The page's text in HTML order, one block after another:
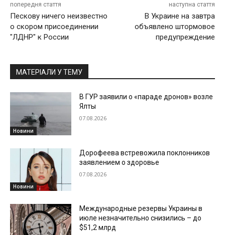
попередня стаття
Пескову ничего неизвестно
о скором присоединении
"ЛДНР" к России
наступна стаття
В Украине на завтра
объявлено штормовое
предупреждение
МАТЕРІАЛИ У ТЕМУ
Новини
В ГУР заявили о «параде дронов» возле
Ялты
07.08.2026
Новини
Дорофеева встревожила поклонников
заявлением о здоровье
07.08.2026
Международные резервы Украины в
июле незначительно снизились – до
$51,2 млрд